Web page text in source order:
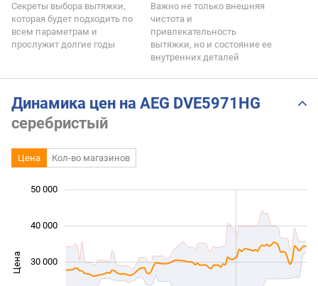
Секреты выбора вытяжки,
которая будет подходить по
всем параметрам и
прослужит долгие годы
Важно не только внешняя
чистота и
привлекательность
вытяжки, но и состояние ее
внутренних деталей
Динамика цен на AEG DVE5971HG
серебристый
Цена Кол-во магазинов
Цена 10 000
30 000
40 000
50 000